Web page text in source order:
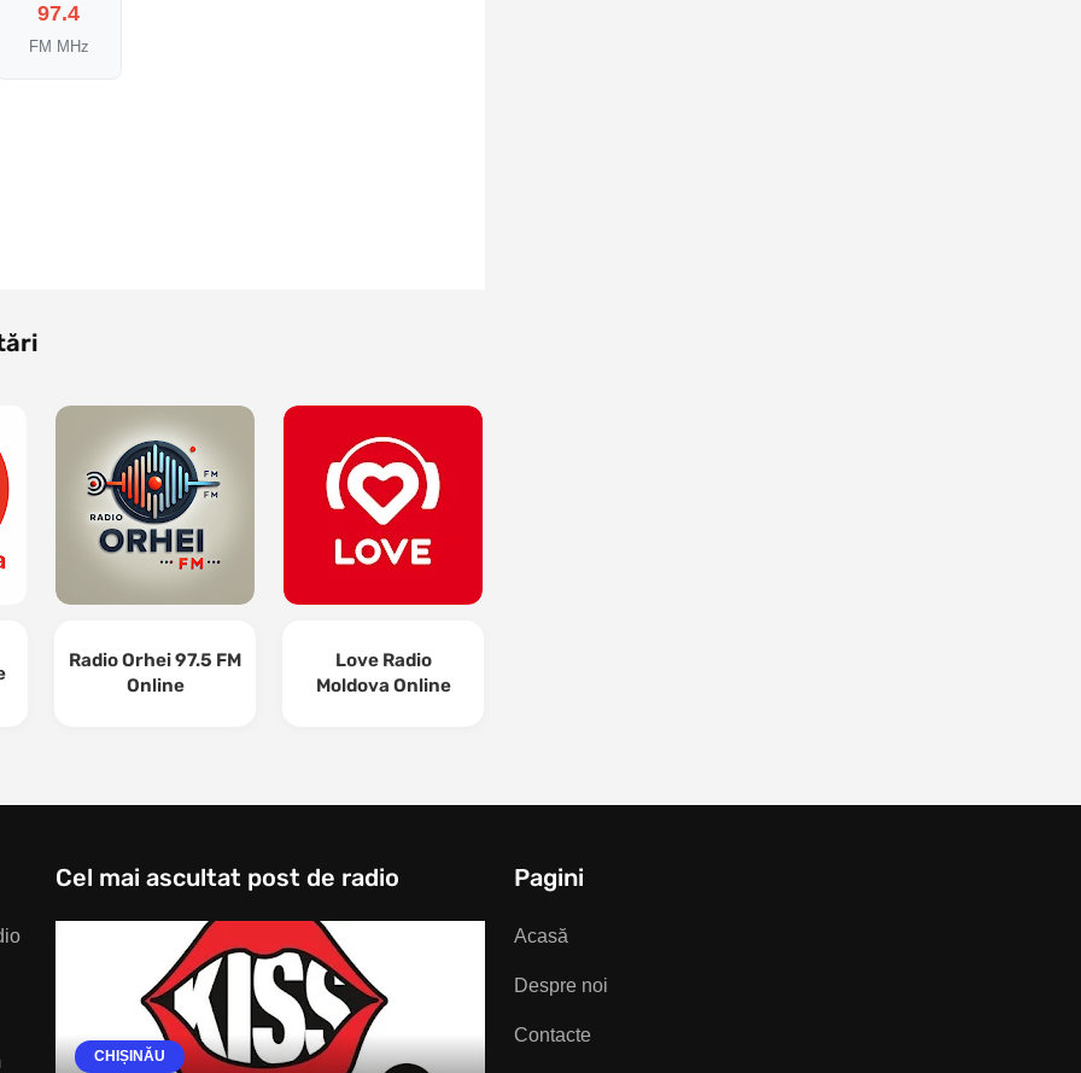
97.4
FM MHz
Radio Orhei 97.5 FM
Online
Love Radio
Moldova Online
Cel mai ascultat post de radio
CHIȘINĂU
Pagini
Acasă
Despre noi
Contacte